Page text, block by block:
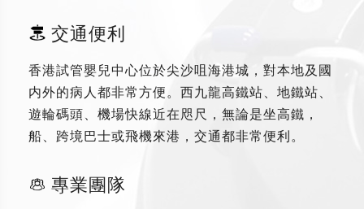
交通便利
香港試管嬰兒中心位於尖沙咀海港城，對本地及國
内外的病人都非常方便。西九龍高鐵站、地鐵站、
遊輪碼頭、機場快線近在咫尺，無論是坐高鐵，
船、跨境巴士或飛機來港，交通都非常便利。
專業團隊